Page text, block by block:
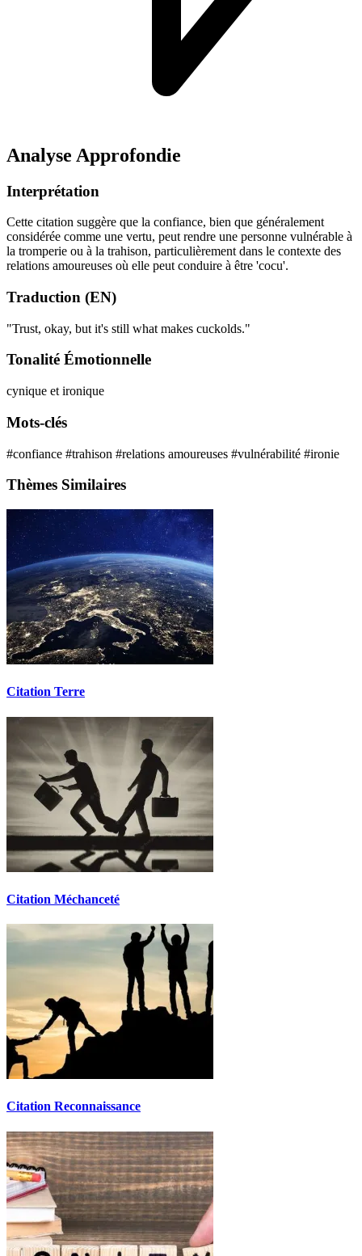
Analyse Approfondie
Interprétation
Cette citation suggère que la confiance, bien que généralement
considérée comme une vertu, peut rendre une personne vulnérable à
la tromperie ou à la trahison, particulièrement dans le contexte des
relations amoureuses où elle peut conduire à être 'cocu'.
Traduction (EN)
"Trust, okay, but it's still what makes cuckolds."
Tonalité Émotionnelle
cynique et ironique
Mots-clés
#confiance #trahison #relations amoureuses #vulnérabilité #ironie
Thèmes Similaires
Citation Terre
Citation Méchanceté
Citation Reconnaissance